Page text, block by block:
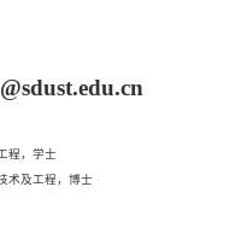
程，学士
术及工程，博士